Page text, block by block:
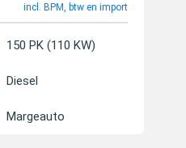
incl. BPM, btw en import
150 PK (110 KW)
Diesel
Margeauto